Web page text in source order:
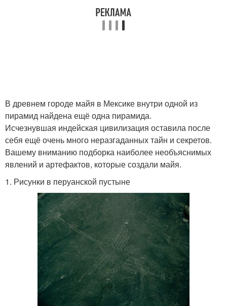
В древнем городе майя в Мексике внутри одной из
пирамид найдена ещё одна пирамида.
Исчезнувшая индейская цивилизация оставила после
себя ещё очень много неразгаданных тайн и секретов.
Вашему вниманию подборка наиболее необъяснимых
явлений и артефактов, которые создали майя.
1. Рисунки в перуанской пустыне